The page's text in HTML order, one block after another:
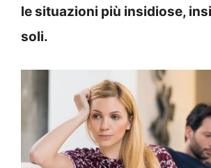
le situazioni più insidiose,
soli.